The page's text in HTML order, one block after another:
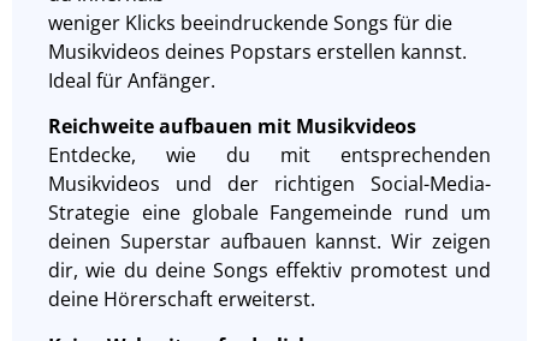
weniger Klicks beeindruckende Songs für die
Musikvideos deines Popstars erstellen kannst.
Ideal für Anfänger.
Reichweite aufbauen mit Musikvideos
Entdecke, wie du mit entsprechenden
Musikvideos und der richtigen Social-Media-
Strategie eine globale Fangemeinde rund um
deinen Superstar aufbauen kannst. Wir zeigen
dir, wie du deine Songs effektiv promotest und
deine Hörerschaft erweiterst.